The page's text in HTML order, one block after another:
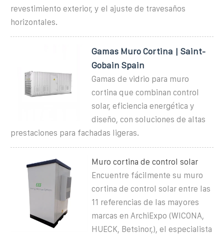
revestimiento exterior, y el ajuste de travesaños
horizontales.
Gamas Muro Cortina | Saint-
Gobain Spain
Gamas de vidrio para muro
cortina que combinan control
solar, eficiencia energética y
diseño, con soluciones de altas
prestaciones para fachadas ligeras.
Muro cortina de control solar
Encuentre fácilmente su muro
cortina de control solar entre las
11 referencias de las mayores
marcas en ArchiExpo (WICONA,
HUECK, Betsinor,), el especialista